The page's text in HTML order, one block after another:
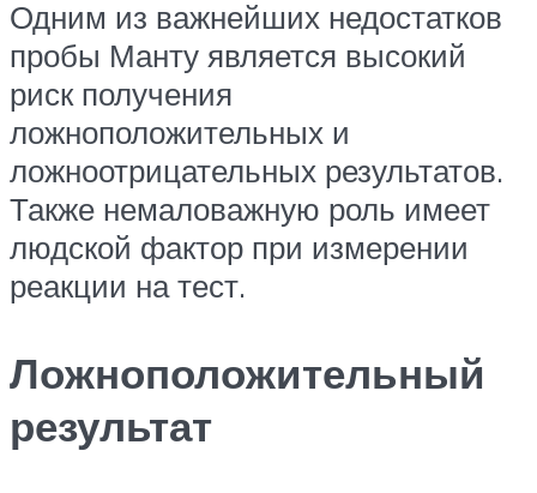
Одним из важнейших недостатков
пробы Манту является высокий
риск получения
ложноположительных и
ложноотрицательных результатов.
Также немаловажную роль имеет
людской фактор при измерении
реакции на тест.
Ложноположительный
результат